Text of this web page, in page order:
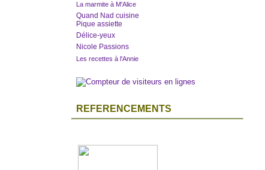
La marmite à M'Alice
Quand Nad cuisine
Pique assiette
Délice-yeux
Nicole Passions
Les recettes à l'Annie
REFERENCEMENTS